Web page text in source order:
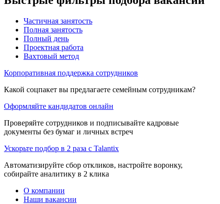
Частичная занятость
Полная занятость
Полный день
Проектная работа
Вахтовый метод
Корпоративная поддержка сотрудников
Какой соцпакет вы предлагаете семейным сотрудникам?
Оформляйте кандидатов онлайн
Проверяйте сотрудников и подписывайте кадровые
документы без бумаг и личных встреч
Ускорьте подбор в 2 раза с Talantix
Автоматизируйте сбор откликов, настройте воронку,
собирайте аналитику в 2 клика
О компании
Наши вакансии